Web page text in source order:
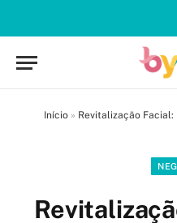
Início» Revitalização Facial: